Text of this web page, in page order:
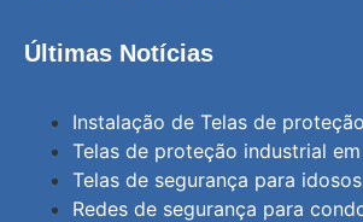
Últimas Notícias
Instalação de Telas de
Telas de proteção industrial
Telas de segurança para
Redes de segurança para